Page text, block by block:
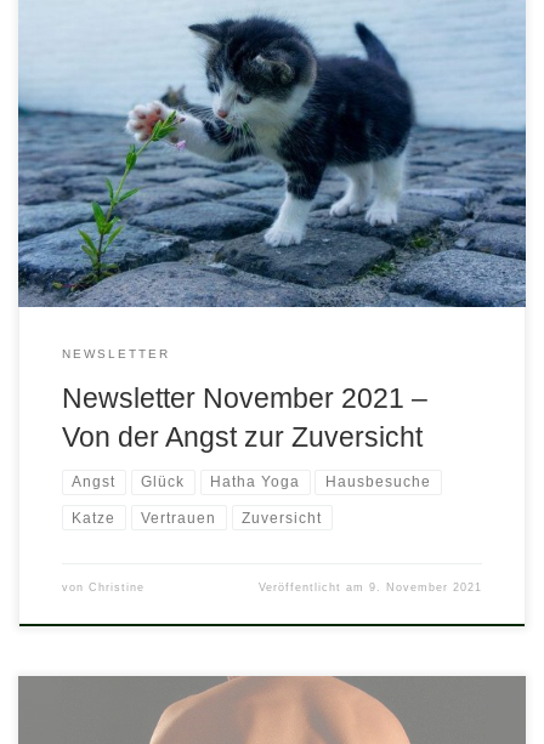
Liebe Freunde und Wegbegleiter, manchmal ist mein Kopf wie
leergefegt, kennst du das? So viele Dinge geschehen und
beschäftigen mich. Was sind die Neuigkeiten? Was könnte dich
interessieren?
NEWSLETTER
Newsletter November 2021 –
Von der Angst zur Zuversicht
Angst Glück Hatha Yoga Hausbesuche
Katze Vertrauen Zuversicht
von Christine Veröffentlicht am9. November 2021